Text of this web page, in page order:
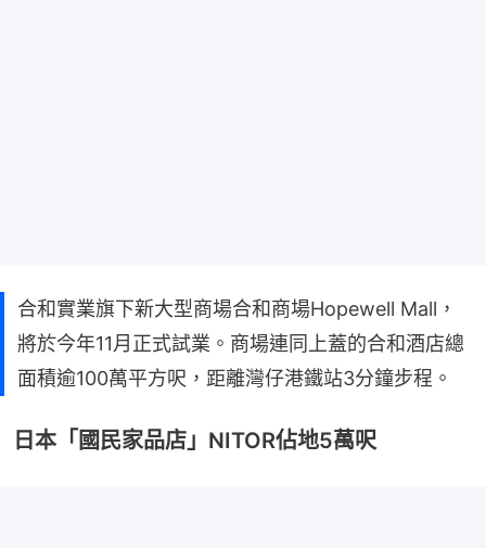
合和實業旗下新大型商場合和商場Hopewell Mall，
將於今年11月正式試業。商場連同上蓋的合和酒店總
面積逾100萬平方呎，距離灣仔港鐵站3分鐘步程。
日本「國民家品店」NITOR佔地5萬呎